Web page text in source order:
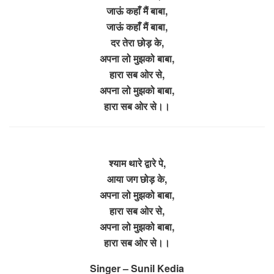
जाऊं कहाँ मैं बाबा,
जाऊं कहाँ मैं बाबा,
दर तेरा छोड़ के,
अपना लो मुझको बाबा,
हारा सब ओर से,
अपना लो मुझको बाबा,
हारा सब ओर से।।
श्याम थारे द्वारे पे,
आया जग छोड़ के,
अपना लो मुझको बाबा,
हारा सब ओर से,
अपना लो मुझको बाबा,
हारा सब ओर से।।
Singer – Sunil Kedia